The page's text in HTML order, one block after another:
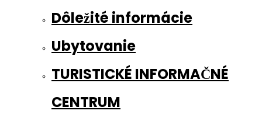
Dôležité informácie
Ubytovanie
TURISTICKÉ INFORMAČNÉ
CENTRUM